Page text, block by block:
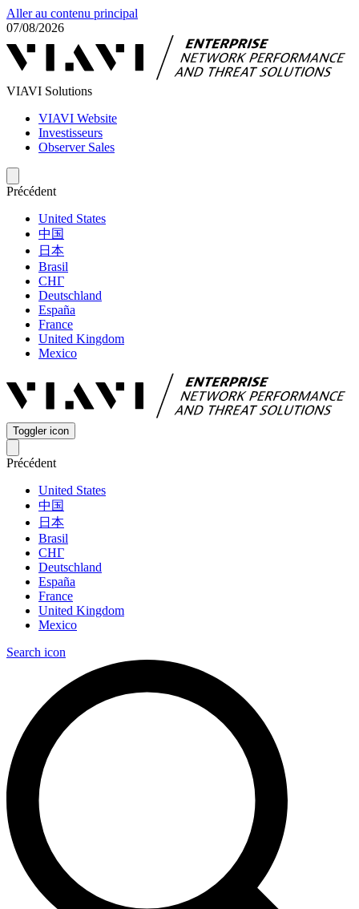
Aller au contenu principal
07/08/2026
VIAVI Solutions
VIAVI Website
Investisseurs
Observer Sales
Précédent
United States
中国
日本
Brasil
СНГ
Deutschland
España
France
United Kingdom
Mexico
Toggler icon
Précédent
United States
中国
日本
Brasil
СНГ
Deutschland
España
France
United Kingdom
Mexico
Search icon